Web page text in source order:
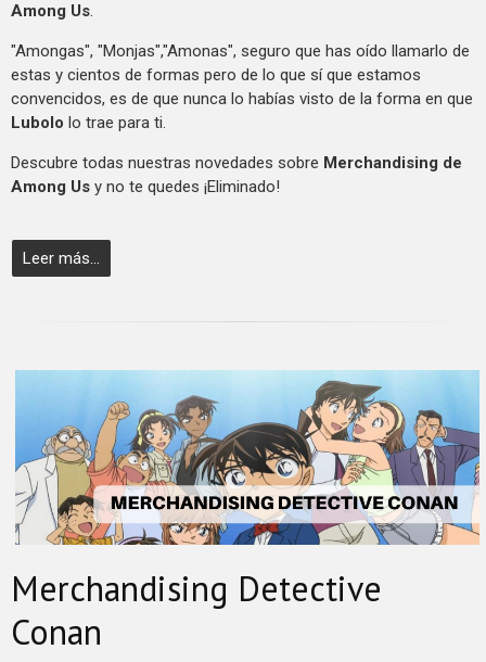
Among Us.
"Amongas", "Monjas","Amonas", seguro que has oído llamarlo de
estas y cientos de formas pero de lo que sí que estamos
convencidos, es de que nunca lo habías visto de la forma en que
Lubolo lo trae para ti.
Descubre todas nuestras novedades sobre Merchandising de
Among Us y no te quedes ¡Eliminado!
Leer más...
Merchandising Detective
Conan